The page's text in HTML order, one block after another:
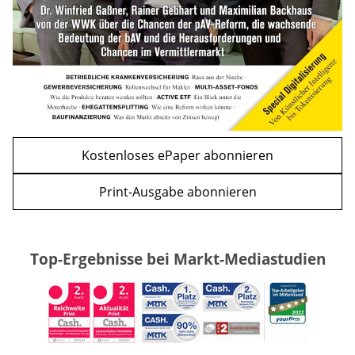
Kostenloses ePaper abonnieren
Print-Ausgabe abonnieren
Top-Ergebnisse bei Markt-Mediastudien